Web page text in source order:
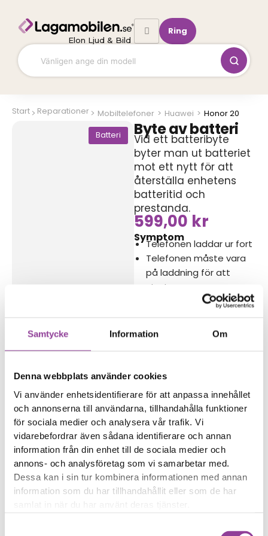
Samtycke Information Om
Denna webbplats använder cookies
Vi använder enhetsidentifierare för att anpassa innehållet
och annonserna till användarna, tillhandahålla funktioner
för sociala medier och analysera vår trafik. Vi
vidarebefordrar även sådana identifierare och annan
information från din enhet till de sociala medier och
annons- och analysföretag som vi samarbetar med.
Dessa kan i sin tur kombinera informationen med annan
information som du har tillhandahållit eller som de har
innehåll
Elon Ljud & Bild
Ring
Start Reparationer Mobiltelefoner > Huawei > Honor 20
Batteri
Byte av batteri
Vid ett batteribyte
byter man ut batteriet
mot ett nytt för att
återställa enhetens
batteritid och
prestanda.
599,00 kr
Symptom
Telefonen laddar ur fort
Telefonen måste vara
på laddning för att
starta
Telefonen laddas eller
Batterinivån ändras
Reparations tid – Ca 45
Boka tid
Fler reparationer för samma
modell